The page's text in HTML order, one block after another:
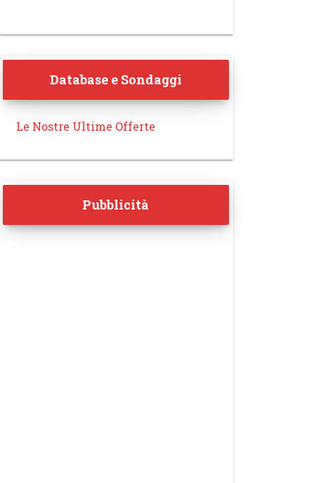
Database e Sondaggi
Le Nostre Ultime Offerte
Pubblicità